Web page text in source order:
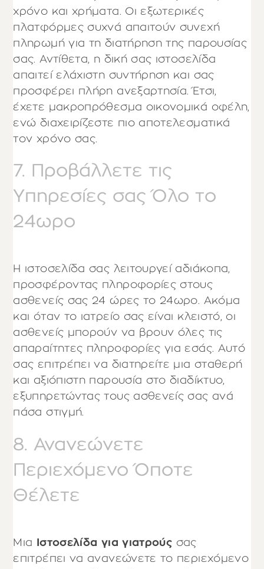
χρόνο και χρήματα. Οι εξωτερικές
πλατφόρμες συχνά απαιτούν συνεχή
πληρωμή για τη διατήρηση της παρουσίας
σας. Αντίθετα, η δική σας ιστοσελίδα
απαιτεί ελάχιστη συντήρηση και σας
προσφέρει πλήρη ανεξαρτησία. Έτσι,
έχετε μακροπρόθεσμα οικονομικά οφέλη,
ενώ διαχειρίζεστε πιο αποτελεσματικά
τον χρόνο σας.
7. Προβάλλετε τις
Υπηρεσίες σας Όλο το
24ωρο
Η ιστοσελίδα σας λειτουργεί αδιάκοπα,
προσφέροντας πληροφορίες στους
ασθενείς σας 24 ώρες το 24ωρο. Ακόμα
και όταν το ιατρείο σας είναι κλειστό, οι
ασθενείς μπορούν να βρουν όλες τις
απαραίτητες πληροφορίες για εσάς. Αυτό
σας επιτρέπει να διατηρείτε μια σταθερή
και αξιόπιστη παρουσία στο διαδίκτυο,
εξυπηρετώντας τους ασθενείς σας ανά
πάσα στιγμή.
8. Ανανεώνετε
Περιεχόμενο Όποτε
Θέλετε
Μια Ιστοσελίδα για γιατρούς σας
επιτρέπει να ανανεώνετε το περιεχόμενο